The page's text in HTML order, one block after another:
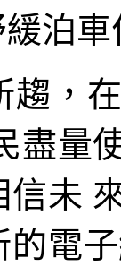
泊
趨，
盡量
未
電